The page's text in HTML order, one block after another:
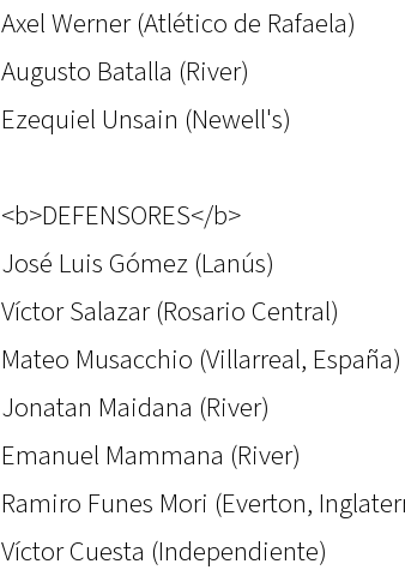
Axel Werner (Atlético de Rafaela)
Augusto Batalla (River)
Ezequiel Unsain (Newell's)
<b>DEFENSORES</b>
José Luis Gómez (Lanús)
Víctor Salazar (Rosario Central)
Mateo Musacchio (Villarreal, España)
Jonatan Maidana (River)
Emanuel Mammana (River)
Ramiro Funes Mori (Everton,
Víctor Cuesta (Independiente)